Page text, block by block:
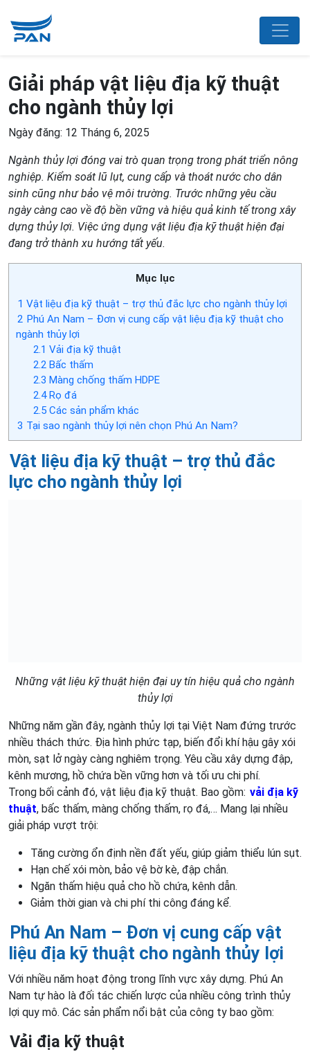
Giải pháp vật liệu địa kỹ thuật
cho ngành thủy lợi
Ngày đăng: 12 Tháng 6, 2025
Ngành thủy lợi đóng vai trò quan trọng trong phát triển nông
nghiệp. Kiểm soát lũ lụt, cung cấp và thoát nước cho dân
sinh cũng như bảo vệ môi trường. Trước những yêu cầu
ngày càng cao về độ bền vững và hiệu quả kinh tế trong xây
dựng thủy lợi. Việc ứng dụng vật liệu địa kỹ thuật hiện đại
đang trở thành xu hướng tất yếu.
Mục lục
1 Vật liệu địa kỹ thuật – trợ thủ đắc lực cho ngành thủy lợi
2 Phú An Nam – Đơn vị cung cấp vật liệu địa kỹ thuật cho
ngành thủy lợi
2.1 Vải địa kỹ thuật
2.2Bấc thấm
2.3 Màng chống thấm HDPE
2.4Rọ đá
2.5Các sản phẩm khác
3 Tại sao ngành thủy lợi nên chọn Phú An Nam?
Vật liệu địa kỹ thuật – trợ thủ đắc
lực cho ngành thủy lợi
Những vật liệu kỹ thuật hiện đại uy tín hiệu quả cho ngành
thủy lợi
Những năm gần đây, ngành thủy lợi tại Việt Nam đứng trước
nhiều thách thức. Địa hình phức tạp, biến đổi khí hậu gây xói
mòn, sạt lở ngày càng nghiêm trọng. Yêu cầu xây dựng đập,
kênh mương, hồ chứa bền vững hơn và tối ưu chi phí.
Trong bối cảnh đó, vật liệu địa kỹ thuật. Bao gồm: vải địa kỹ
thuật, bấc thấm, màng chống thấm, rọ đá,… Mang lại nhiều
giải pháp vượt trội:
Tăng cường ổn định nền đất yếu, giúp giảm thiểu lún sụt.
Hạn chế xói mòn, bảo vệ bờ kè, đập chắn.
Ngăn thấm hiệu quả cho hồ chứa, kênh dẫn.
Giảm thời gian và chi phí thi công đáng kể.
Phú An Nam – Đơn vị cung cấp vật
liệu địa kỹ thuật cho ngành thủy lợi
Với nhiều năm hoạt động trong lĩnh vực xây dựng. Phú An
Nam tự hào là đối tác chiến lược của nhiều công trình thủy
lợi quy mô. Các sản phẩm nổi bật của công ty bao gồm:
Vải địa kỹ thuật